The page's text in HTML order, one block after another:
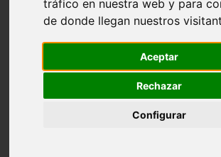
tráfico en nuestra web y para
de donde llegan nuestros
Aceptar
Rechazar
Configurar
backstreet boys
bastille
benny blanco
beyonce
billie eilish